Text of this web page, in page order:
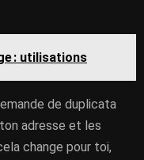
: utilisations
de duplicata
adresse et les
change pour toi,